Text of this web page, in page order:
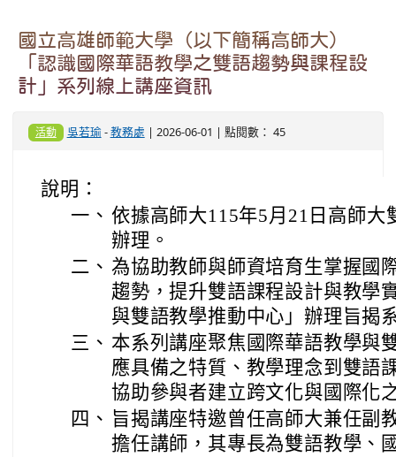
國立高雄師範大學（以下簡稱高師大）
「認識國際華語教學之雙語趨勢與課程設
計」系列線上講座資訊
活動 吳若瑜-教務處 | 2026-06-01 | 點閱數： 45
說明：
一、 依據高師大115年5月21日高師大
辦理。
二、 為協助教師與師資培育生掌握國
趨勢，提升雙語課程設計與教學
與雙語教學推動中心」辦理旨揭
三、 本系列講座聚焦國際華語教學與
應具備之特質、教學理念到雙語
協助參與者建立跨文化與國際化
四、 旨揭講座特邀曾任高師大兼任副
擔任講師，其專長為雙語教學、